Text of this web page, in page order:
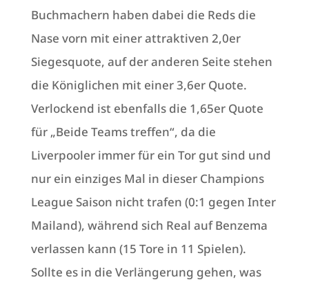
Buchmachern haben dabei die Reds die
Nase vorn mit einer attraktiven 2,0er
Siegesquote, auf der anderen Seite stehen
die Königlichen mit einer 3,6er Quote.
Verlockend ist ebenfalls die 1,65er Quote
für „Beide Teams treffen“, da die
Liverpooler immer für ein Tor gut sind und
nur ein einziges Mal in dieser Champions
League Saison nicht trafen (0:1 gegen Inter
Mailand), während sich Real auf Benzema
verlassen kann (15 Tore in 11 Spielen).
Sollte es in die Verlängerung gehen, was